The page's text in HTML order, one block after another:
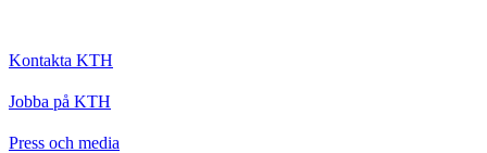
Kontakta KTH
Jobba på KTH
Press och media